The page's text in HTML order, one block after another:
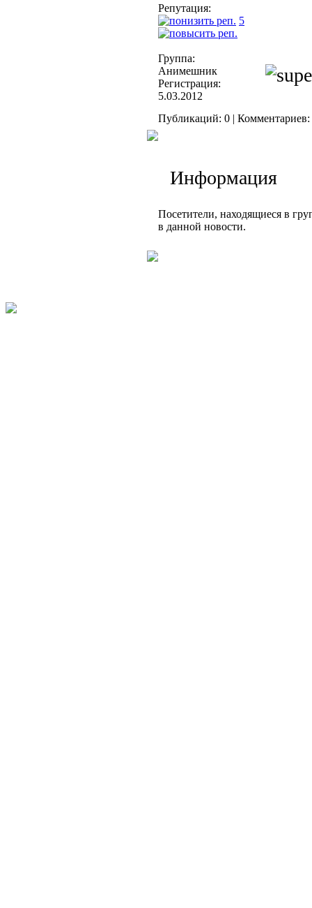
Репутация:
5
Группа:
Анимешник
Регистрация:
5.03.2012
Публикаций: 0 | Комментариев:
Информация
Посетители, находящиеся в
в данной новости.